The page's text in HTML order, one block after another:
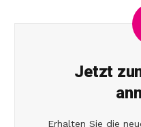
Jetzt
Erhalten Sie die